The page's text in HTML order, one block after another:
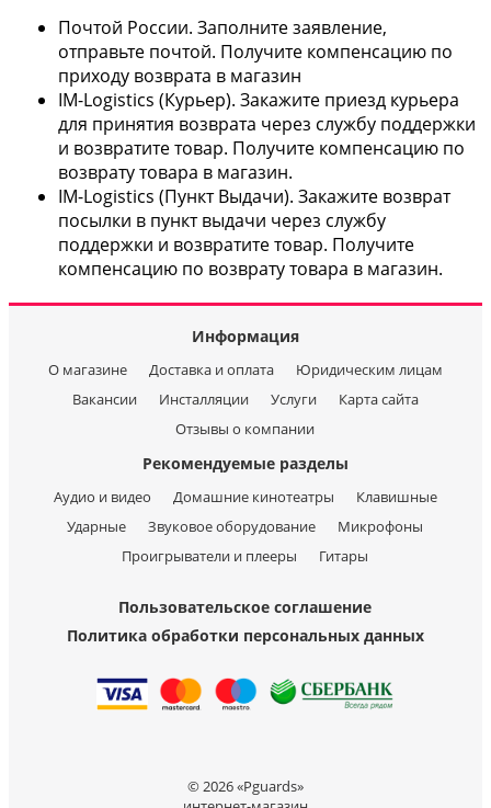
Почтой России. Заполните заявление,
отправьте почтой. Получите компенсацию по
приходу возврата в магазин
IM-Logistics (Курьер). Закажите приезд курьера
для принятия возврата через службу поддержки
и возвратите товар. Получите компенсацию по
возврату товара в магазин.
IM-Logistics (Пункт Выдачи). Закажите возврат
посылки в пункт выдачи через службу
поддержки и возвратите товар. Получите
компенсацию по возврату товара в магазин.
Информация
О магазине Доставка и оплата
Юридическим лицам
Вакансии
Инсталляции Услуги
Карта сайта
Отзывы о компании
Рекомендуемые разделы
Аудио и видео Домашние кинотеатры
Клавишные
Ударные
Звуковое оборудование
Микрофоны
Проигрыватели и плееры
Гитары
Пользовательское соглашение
Политика обработки персональных данных
© 2026 «Pguards»